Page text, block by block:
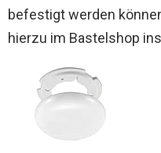
befestigt werden
hierzu im Bastelshop